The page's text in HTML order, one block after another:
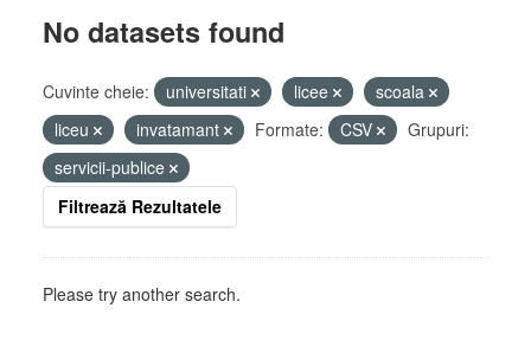
No datasets found
Cuvinte cheie: universitati licee
scoala
liceu
invatamant Formate: CSV
Grupuri:
servicii-publice
Filtrează Rezultatele
Please try another search.